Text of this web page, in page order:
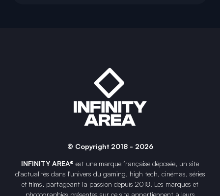
© Copyright 2018 - 2026
INFINITY AREA® est une marque française déposée, un site
d'actualités dans l'univers du gaming, high tech, cinémas, séries
et films, partageant la passion depuis 2018. Les marques et